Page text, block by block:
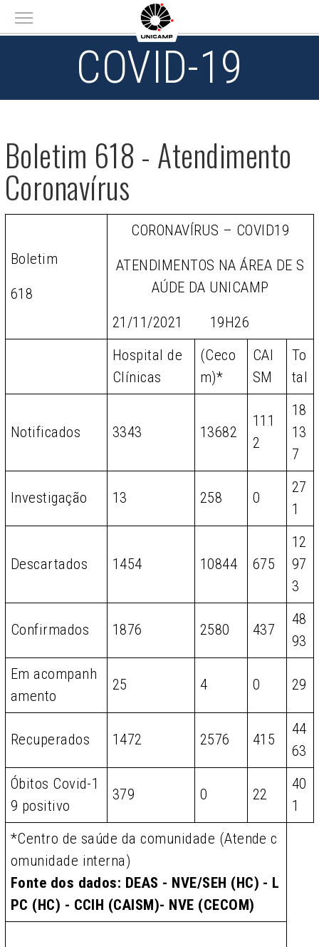
Main menu
COVID-19
Boletim 618 - Atendimento
Coronavírus
Boletim
618
CORONAVÍRUS – COVID19
ATENDIMENTOS NA ÁREA DE S
AÚDE DA UNICAMP
21/11/2021 19H26
Hospital de
Clínicas
(Ceco
m)*
CAI
SM
To
tal
Notificados 3343 13682
111
2
18
13
7
Investigação 13 258 0
27
1
Descartados 1454 10844 675
12
97
3
Confirmados 1876 2580 437
48
93
Em acompanh
amento
25 4 0 29
Recuperados 1472 2576 415
44
63
Óbitos Covid-1
9 positivo
379 0 22
40
1
*Centro de saúde da comunidade (Atende c
omunidade interna)
Fonte dos dados: DEAS - NVE/SEH (HC) - L
PC (HC) - CCIH (CAISM)- NVE (CECOM)